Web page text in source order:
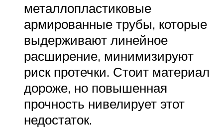
металлопластиковые
армированные трубы, которые
выдерживают линейное
расширение, минимизируют
риск протечки. Стоит материал
дороже, но повышенная
прочность нивелирует этот
недостаток.